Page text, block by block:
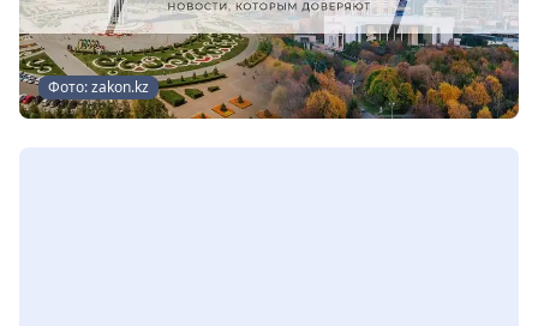
Фото: zakon.kz